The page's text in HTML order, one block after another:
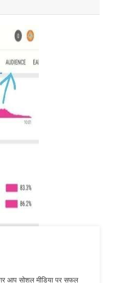
सोशल मीडिया पर सफल